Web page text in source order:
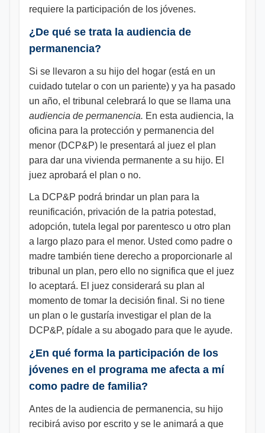
requiere la participación de los jóvenes.
¿De qué se trata la audiencia de
permanencia?
Si se llevaron a su hijo del hogar (está en un
cuidado tutelar o con un pariente) y ya ha pasado
un año, el tribunal celebrará lo que se llama una
audiencia de permanencia. En esta audiencia, la
oficina para la protección y permanencia del
menor (DCP&P) le presentará al juez el plan
para dar una vivienda permanente a su hijo. El
juez aprobará el plan o no.
La DCP&P podrá brindar un plan para la
reunificación, privación de la patria potestad,
adopción, tutela legal por parentesco u otro plan
a largo plazo para el menor. Usted como padre o
madre también tiene derecho a proporcionarle al
tribunal un plan, pero ello no significa que el juez
lo aceptará. El juez considerará su plan al
momento de tomar la decisión final. Si no tiene
un plan o le gustaría investigar el plan de la
DCP&P, pídale a su abogado para que le ayude.
¿En qué forma la participación de los
jóvenes en el programa me afecta a mí
como padre de familia?
Antes de la audiencia de permanencia, su hijo
recibirá aviso por escrito y se le animará a que